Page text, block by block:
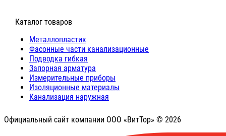
⠀Каталог товаров
Металлопластик
Фасонные части канализационные
Подводка гибкая
Запорная арматура
Измерительные приборы
Изоляционные материалы
Канализация наружная
Официальный сайт компании ООО «ВитТор» © 2026